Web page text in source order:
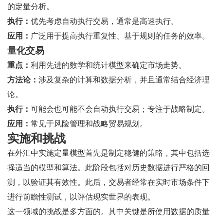
的定量分析。
执行： 优先考虑自动执行交易，通常是高速执行。
应用： 广泛用于提高执行重复性、基于规则的任务的效率。
量化交易
重点： 利用先进的数学和统计模型来确定市场走势。
方法论： 涉及复杂的计算和数据分析，并且通常结合经济理
论。
执行： 可能会也可能不会自动执行交易；专注于战略制定。
应用： 常见于风险管理和战略贸易规划。
实施和挑战
在外汇中实施定量模型首先是制定稳健的策略，其中包括选
择适当的模型和算法。此阶段包括对历史数据进行严格的回
测，以验证其有效性。此后，交易者经常在实时市场条件下
进行前瞻性测试，以评估现实世界的表现。
这一领域的挑战是多方面的。其中关键是所使用数据的质量